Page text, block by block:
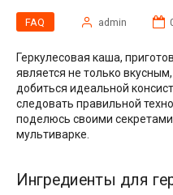
FAQ admin
Геркулесовая каша,
является не только
добиться идеальной
следовать правильной
поделюсь своими
мультиварке.
Ингредиенты для